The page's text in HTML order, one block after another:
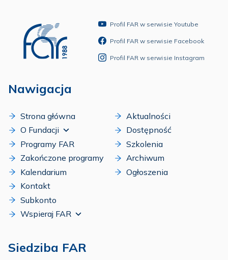
Profil FAR w serwisie Youtube
Profil FAR w serwisie Facebook
Profil FAR w serwisie Instagram
Nawigacja
Strona główna
O Fundacji
Programy FAR
Zakończone programy
Kalendarium
Kontakt
Subkonto
Wspieraj FAR
Aktualności
Dostępność
Szkolenia
Archiwum
Ogłoszenia
Siedziba FAR